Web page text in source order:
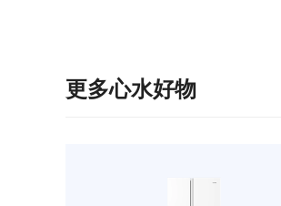
更多心水好物